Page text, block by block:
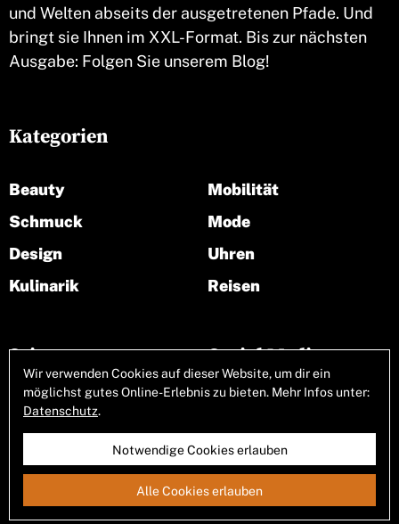
und Welten abseits der ausgetretenen Pfade. Und
bringt sie Ihnen im XXL-Format. Bis zur nächsten
Ausgabe: Folgen Sie unserem Blog!
Seiten
Über uns
Kategorien
Beauty
Schmuck
Design
Kulinarik
Mobilität
Mode
Uhren
Reisen
Social Media
Allgemeine GeschäftsbedingungenImpressum
Wir verwenden Cookies auf dieser Website, um dir ein
möglichst gutes Online-Erlebnis zu bieten. Mehr Infos unter:
Datenschutz.
Notwendige Cookies erlauben
Alle Cookies erlauben